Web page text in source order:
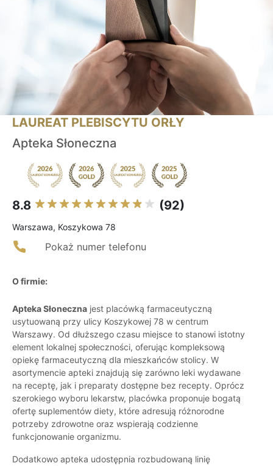
LAUREAT PLEBISCYTU ORŁY
Apteka Słoneczna
8.8 (92)
Warszawa, Koszykowa 78
Pokaż numer telefonu
O firmie:
Apteka Słoneczna jest placówką farmaceutyczną
usytuowaną przy ulicy Koszykowej 78 w centrum
Warszawy. Od dłuższego czasu miejsce to stanowi istotny
element lokalnej społeczności, oferując kompleksową
opiekę farmaceutyczną dla mieszkańców stolicy. W
asortymencie apteki znajdują się zarówno leki wydawane
na receptę, jak i preparaty dostępne bez recepty. Oprócz
szerokiego wyboru lekarstw, placówka proponuje bogatą
ofertę suplementów diety, które adresują różnorodne
potrzeby zdrowotne oraz wspierają codzienne
funkcjonowanie organizmu.
Dodatkowo apteka udostępnia rozbudowaną linię